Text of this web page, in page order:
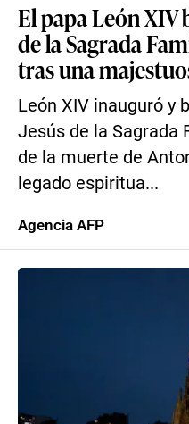
El papa León
de la Sagrada
tras una
León XIV inauguró y
Jesús de la Sagrada
de la muerte de
legado espiritua...
Agencia AFP